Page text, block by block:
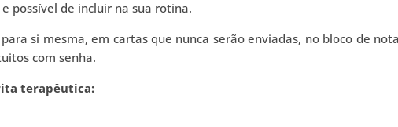
possível de incluir na sua rotina.
si mesma, em cartas que nunca serão enviadas, no bloco de
com senha.
terapêutica: